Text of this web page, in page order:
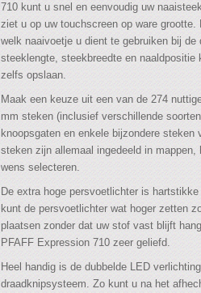
710 kunt u snel en eenvoudig uw
ziet u op uw touchscreen op ware grootte.
welk naaivoetje u dient te gebruiken bij
steeklengte, steekbreedte en
zelfs opslaan.
Maak een keuze uit een van de 274
mm steken (inclusief verschillende
knoopsgaten en enkele bijzondere
steken zijn allemaal ingedeeld in
wens selecteren.
De extra hoge persvoetlichter is
kunt de persvoetlichter wat hoger zetten
plaatsen zonder dat uw stof vast blijft
PFAFF Expression 710 zeer geliefd.
Heel handig is de dubbelde LED
draadknipsysteem. Zo kunt u na het